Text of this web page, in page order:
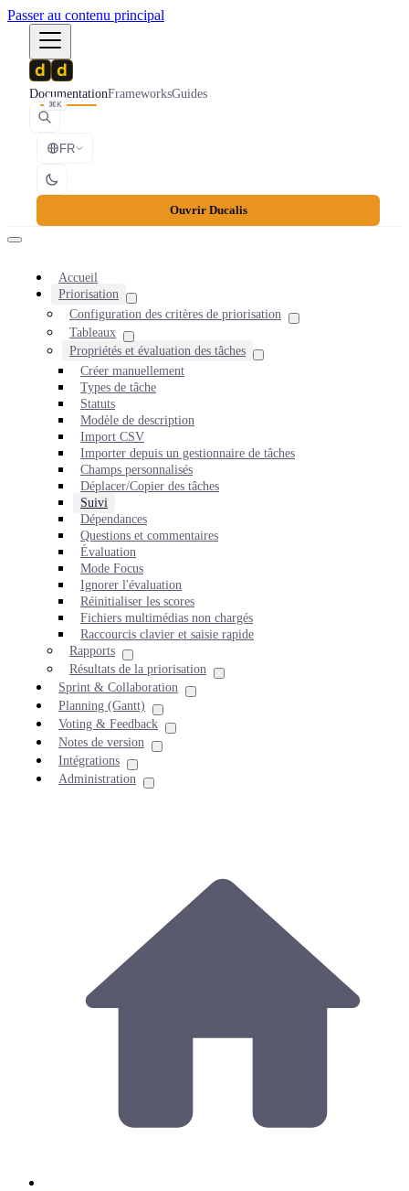
Passer au contenu principal
DocumentationFrameworksGuides
⌘K
FR
Ouvrir Ducalis
Accueil
Priorisation
Configuration des critères de priorisation
Tableaux
Propriétés et évaluation des tâches
Créer manuellement
Types de tâche
Statuts
Modèle de description
Import CSV
Importer depuis un gestionnaire de tâches
Champs personnalisés
Déplacer/Copier des tâches
Suivi
Dépendances
Questions et commentaires
Évaluation
Mode Focus
Ignorer l'évaluation
Réinitialiser les scores
Fichiers multimédias non chargés
Raccourcis clavier et saisie rapide
Rapports
Résultats de la priorisation
Sprint & Collaboration
Planning (Gantt)
Voting & Feedback
Notes de version
Intégrations
Administration